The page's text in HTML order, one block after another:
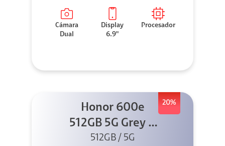
Cámara
Dual
Display
6.9"
Procesador
20%
Honor 600e
512GB 5G Grey +
45W
512GB / 5G